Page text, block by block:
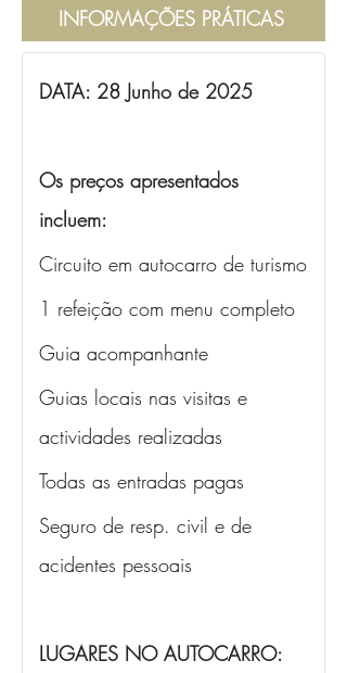
INFORMAÇÕES PRÁTICAS
DATA: 28 Junho de 2025
Os preços apresentados
incluem:
Circuito em autocarro de turismo
1 refeição com menu completo
Guia acompanhante
Guias locais nas visitas e
actividades realizadas
Todas as entradas pagas
Seguro de resp. civil e de
acidentes pessoais
LUGARES NO AUTOCARRO: